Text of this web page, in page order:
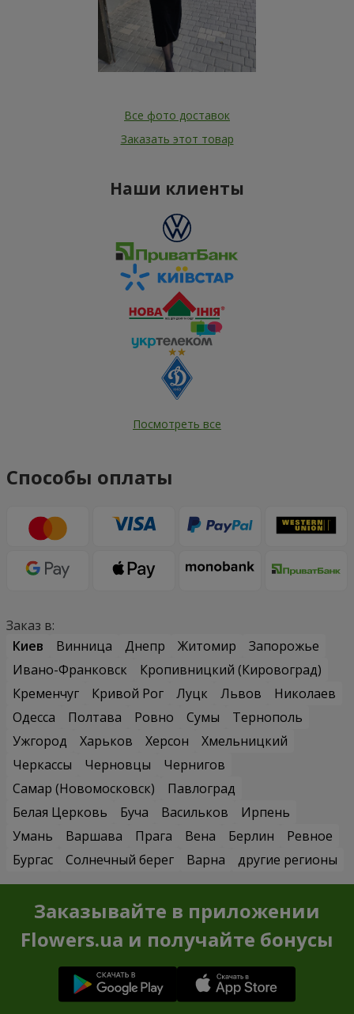
Все фото доставок
Заказать этот товар
Наши клиенты
Посмотреть все
Способы оплаты
Заказ в:
Киев
Винница Днепр Житомир
Запорожье
Ивано-Франковск
Кропивницкий (Кировоград)
Кременчуг
Кривой Рог Луцк Львов
Николаев
Одесса
Полтава Ровно Сумы
Тернополь
Ужгород
Харьков Херсон
Хмельницкий
Черкассы
Черновцы
Чернигов
Самар (Новомосковск)
Павлоград
Белая Церковь
Буча Васильков
Ирпень
Умань
Варшава Прага Вена Берлин
Ревное
Бургас
Солнечный берег Варна другие регионы
Заказывайте в приложении
Flowers.ua и получайте бонусы